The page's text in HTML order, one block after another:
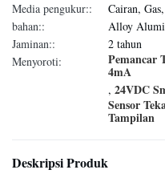
Media pengukur::
Cairan,
bahan::
Alloy
Jaminan::
2 tahun
Menyoroti:
Pemancar
4mA
, 24VDC
Sensor
Tampilan
Deskripsi Produk